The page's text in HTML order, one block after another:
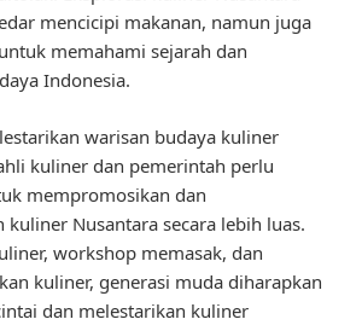
mencicipi makanan, namun juga
memahami sejarah dan
Indonesia.
warisan budaya kuliner
kuliner dan pemerintah perlu
mempromosikan dan
kuliner Nusantara secara lebih luas.
workshop memasak, dan
kuliner, generasi muda diharapkan
dan melestarikan kuliner